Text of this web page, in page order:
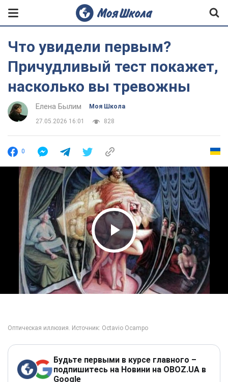
Что увидели первым?
Причудливый тест покажет,
насколько вы тревожны
Елена Былим Моя Школа
27.05.2026 16:01 828
0
Play Video
Будьте первыми в курсе главного –
подпишитесь на Новини на OBOZ.UA в
Google